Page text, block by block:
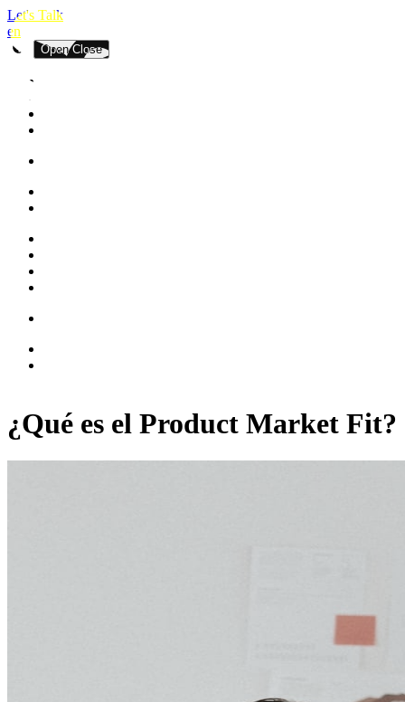
Let's Talk
en
Open Close
¿Qué es el Product Market Fit?